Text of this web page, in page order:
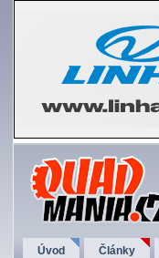
QuadMania.cz
Úvod Články